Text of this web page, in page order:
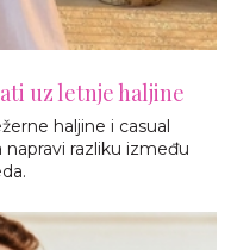
uz letnje haljine
haljine i casual
razliku između